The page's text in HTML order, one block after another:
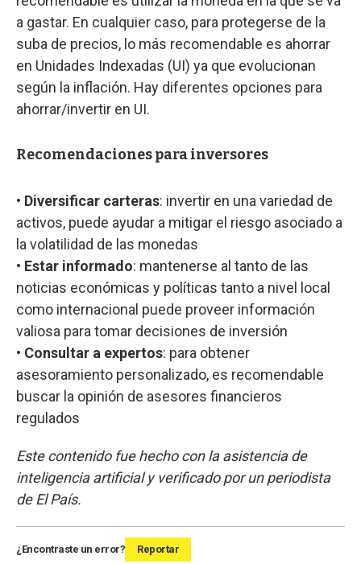
a gastar. En cualquier caso, para protegerse de la
suba de precios, lo más recomendable es ahorrar
en Unidades Indexadas (UI) ya que evolucionan
según la inflación. Hay diferentes opciones para
ahorrar/invertir en UI.
Recomendaciones para inversores
• Diversificar carteras: invertir en una variedad de
activos, puede ayudar a mitigar el riesgo asociado a
la volatilidad de las monedas
• Estar informado: mantenerse al tanto de las
noticias económicas y políticas tanto a nivel local
como internacional puede proveer información
valiosa para tomar decisiones de inversión
• Consultar a expertos: para obtener
asesoramiento personalizado, es recomendable
buscar la opinión de asesores financieros
regulados
Este contenido fue hecho con la asistencia de
inteligencia artificial y verificado por un periodista
de El País.
¿Encontraste un error? Reportar